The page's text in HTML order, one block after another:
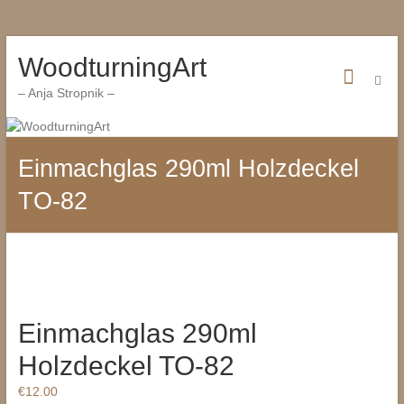
Inhalt
WoodturningArt
– Anja Stropnik –
Einmachglas 290ml Holzdeckel
TO-82
Einmachglas 290ml
Holzdeckel TO-82
€12.00